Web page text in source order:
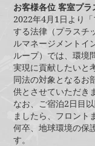
お客様各位 客室プ
2022年4月1日より
する法律（プラスチ
ルマネージメントイ
ループ）では、環境
実現に貢献したいと
同法の対象となるお
供とさせていただき
なお、ご宿泊2日目
ましたら、フロント
何卒、地球環境の保
す。